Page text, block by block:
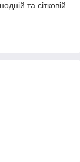
та сітковій